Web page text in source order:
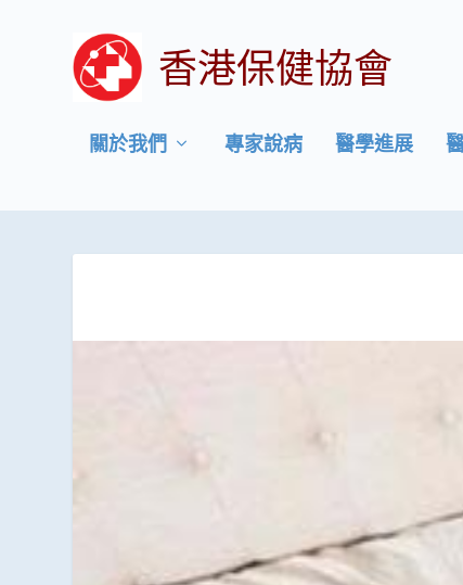
香港保健協會
關於我們 專家說病 醫學進展